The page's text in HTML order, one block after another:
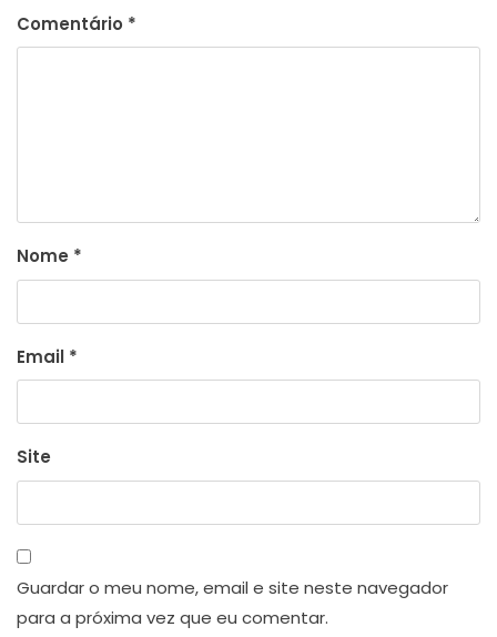
Comentário *
Nome *
Email *
Site
Guardar o meu nome, email e site neste navegador
para a próxima vez que eu comentar.